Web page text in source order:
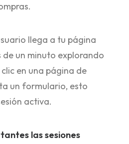
llega a tu página
de un minuto explorando
en una página de
un formulario, esto
activa.
las sesiones